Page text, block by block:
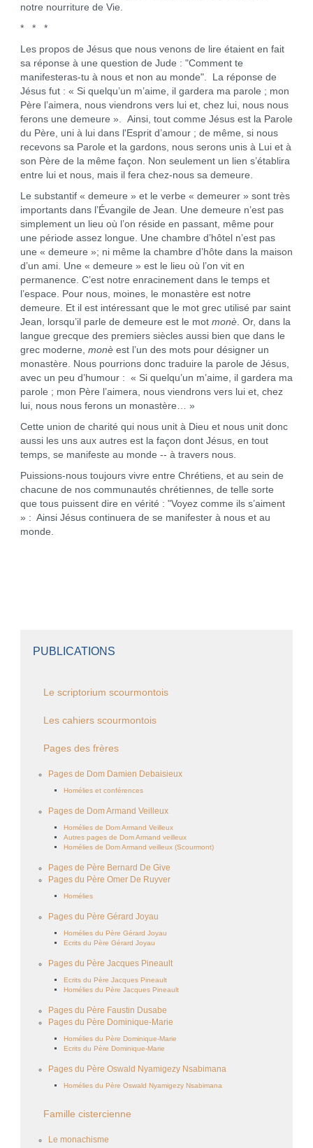
notre nourriture de Vie.
* * *
Les propos de Jésus que nous venons de lire étaient en fait
sa réponse à une question de Jude : "Comment te
manifesteras-tu à nous et non au monde". La réponse de
Jésus fut : « Si quelqu’un m’aime, il gardera ma parole ; mon
Père l’aimera, nous viendrons vers lui et, chez lui, nous nous
ferons une demeure ». Ainsi, tout comme Jésus est la Parole
du Père, uni à lui dans l'Esprit d’amour ; de même, si nous
recevons sa Parole et la gardons, nous serons unis à Lui et à
son Père de la même façon. Non seulement un lien s’établira
entre lui et nous, mais il fera chez-nous sa demeure.
Le substantif « demeure » et le verbe « demeurer » sont très
importants dans l’Évangile de Jean. Une demeure n’est pas
simplement un lieu où l’on réside en passant, même pour
une période assez longue. Une chambre d’hôtel n’est pas
une « demeure »; ni même la chambre d’hôte dans la maison
d’un ami. Une « demeure » est le lieu où l’on vit en
permanence. C’est notre enracinement dans le temps et
l’espace. Pour nous, moines, le monastère est notre
demeure. Et il est intéressant que le mot grec utilisé par saint
Jean, lorsqu’il parle de demeure est le mot monè. Or, dans la
langue grecque des premiers siècles aussi bien que dans le
grec moderne, monèest l’un des mots pour désigner un
monastère. Nous pourrions donc traduire la parole de Jésus,
avec un peu d’humour : « Si quelqu’un m’aime, il gardera ma
parole ; mon Père l’aimera, nous viendrons vers lui et, chez
lui, nous nous ferons un monastère… »
Cette union de charité qui nous unit à Dieu et nous unit donc
aussi les uns aux autres est la façon dont Jésus, en tout
temps, se manifeste au monde -- à travers nous.
Puissions-nous toujours vivre entre Chrétiens, et au sein de
chacune de nos communautés chrétiennes, de telle sorte
que tous puissent dire en vérité : "Voyez comme ils s’aiment
» : Ainsi Jésus continuera de se manifester à nous et au
monde.
PUBLICATIONS
Le scriptorium scourmontois
Les cahiers scourmontois
Pages des frères
Pages de Dom Damien Debaisieux
Homélies et conférences
Pages de Dom Armand Veilleux
Homélies de Dom Armand Veilleux
Autres pages de Dom Armand veilleux
Homélies de Dom Armand veilleux (Scourmont)
Pages de Père Bernard De Give
Pages du Père Omer De Ruyver
Homélies
Pages du Père Gérard Joyau
Homélies du Père Gérard Joyau
Ecrits du Père Gérard Joyau
Pages du Père Jacques Pineault
Ecrits du Père Jacques Pineault
Homélies du Père Jacques Pineault
Pages du Père Faustin Dusabe
Pages du Père Dominique-Marie
Homélies du Père Dominique-Marie
Ecrits du Père Dominique-Marie
Pages du Père Oswald Nyamigezy Nsabimana
Homélies du Père Oswald Nyamigezy Nsabimana
Famille cistercienne
Le monachisme